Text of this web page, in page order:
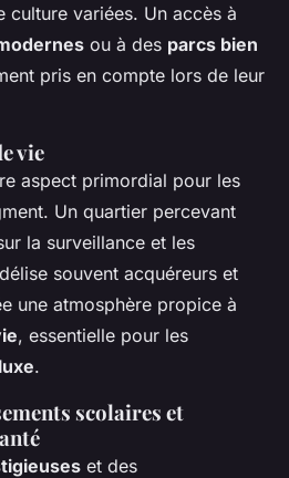
culture variées. Un accès à
ou à des parcs bien
pris en compte lors de leur
vie
aspect primordial pour les
Un quartier percevant
la surveillance et les
souvent acquéreurs et
une atmosphère propice à
, essentielle pour les
.
scolaires et
et des